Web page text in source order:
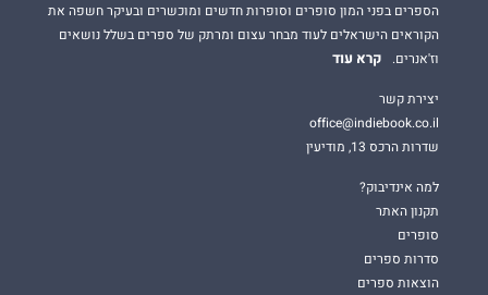
הספרים בפני המון סופרים וסופרות חדשים ומוכשרים ובעיקר חשפה את
הקוראים הישראלים לעוד מבחר עצום ומרתק של ספרים בשלל נושאים
וז'אנרים.
קרא עוד
יצירת קשר
office@indiebook.co.il
שדרות הרכס 13, מודיעין
למה אינדיבוק?
תקנון האתר
סופרים
סדרות ספרים
הוצאות ספרים